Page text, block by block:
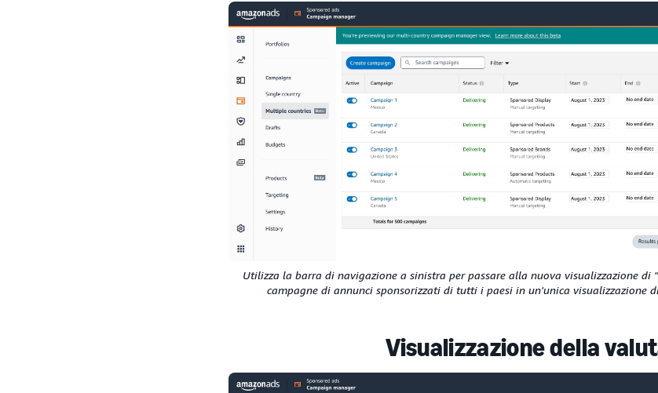
Utilizza la barra di navigazione a sinistra per passare alla nuova visualizzazione di
campagne di annunci sponsorizzati di tutti i paesi in un'unica visualizzazione
Visualizzazione della